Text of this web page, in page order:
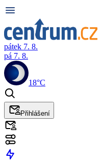
pátek 7. 8.
pá 7. 8.
18°C
Přihlášení